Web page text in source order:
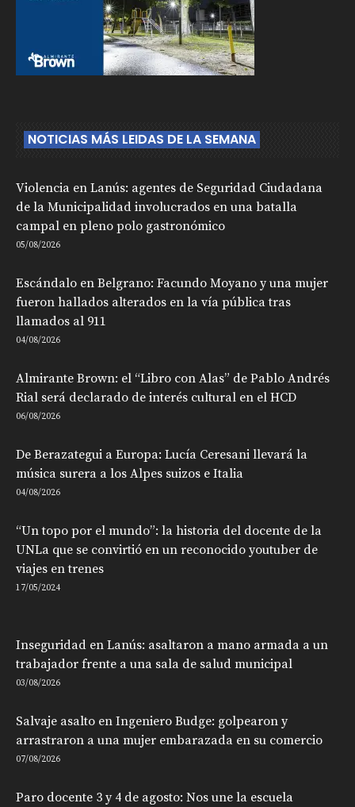
NOTICIAS MÁS LEIDAS DE LA SEMANA
Violencia en Lanús: agentes de Seguridad Ciudadana
de la Municipalidad involucrados en una batalla
campal en pleno polo gastronómico
05/08/2026
Escándalo en Belgrano: Facundo Moyano y una mujer
fueron hallados alterados en la vía pública tras
llamados al 911
04/08/2026
Almirante Brown: el “Libro con Alas” de Pablo Andrés
Rial será declarado de interés cultural en el HCD
06/08/2026
De Berazategui a Europa: Lucía Ceresani llevará la
música surera a los Alpes suizos e Italia
04/08/2026
“Un topo por el mundo”: la historia del docente de la
UNLa que se convirtió en un reconocido youtuber de
viajes en trenes
17/05/2024
Inseguridad en Lanús: asaltaron a mano armada a un
trabajador frente a una sala de salud municipal
03/08/2026
Salvaje asalto en Ingeniero Budge: golpearon y
arrastraron a una mujer embarazada en su comercio
07/08/2026
Paro docente 3 y 4 de agosto: Nos une la escuela